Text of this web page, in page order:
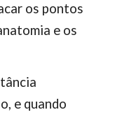
os pontos
e os
e quando